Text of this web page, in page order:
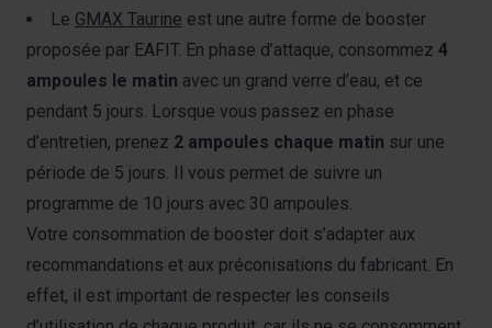
Le GMAX Taurine est une autre forme de booster
proposée par EAFIT. En phase d’attaque, consommez 4
ampoules le matin avec un grand verre d’eau, et ce
pendant 5 jours. Lorsque vous passez en phase
d’entretien, prenez 2 ampoules chaque matin sur une
période de 5 jours. Il vous permet de suivre un
programme de 10 jours avec 30 ampoules.
Votre consommation de booster doit s’adapter aux
recommandations et aux préconisations du fabricant. En
effet, il est important de respecter les conseils